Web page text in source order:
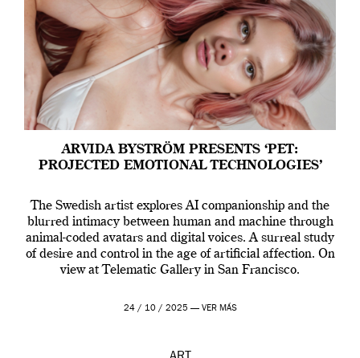
ARVIDA BYSTRÖM PRESENTS ‘PET:
PROJECTED EMOTIONAL TECHNOLOGIES’
The Swedish artist explores AI companionship and the
blurred intimacy between human and machine through
animal-coded avatars and digital voices. A surreal study
of desire and control in the age of artificial affection. On
view at Telematic Gallery in San Francisco.
24 / 10 / 2025 — VER MÁS